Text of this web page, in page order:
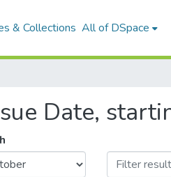
& Collections All of DSpace
Date,